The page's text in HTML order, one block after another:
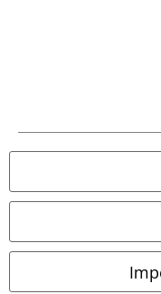
I prezzi sono IVA
© 1986-2026 EMP
Gli altri shop